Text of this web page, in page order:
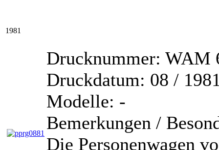
1981
Drucknummer: WAM
Druckdatum: 08 /
Modelle: -
Bemerkungen /
Die Personenwagen